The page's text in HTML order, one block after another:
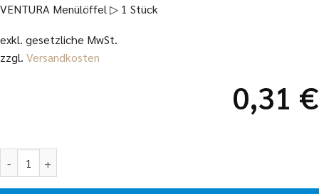
VENTURA Menülöffel ▷ 1 Stück
exkl. gesetzliche MwSt.
zzgl. Versandkosten
0,31 €